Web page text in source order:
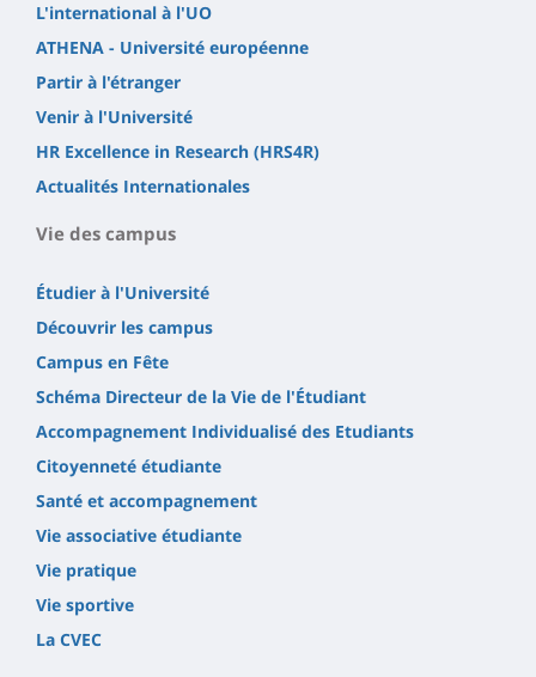
L'international à l'UO
ATHENA - Université européenne
Partir à l'étranger
Venir à l'Université
HR Excellence in Research (HRS4R)
Actualités Internationales
Vie des campus
Étudier à l'Université
Découvrir les campus
Campus en Fête
Schéma Directeur de la Vie de l'Étudiant
Accompagnement Individualisé des Etudiants
Citoyenneté étudiante
Santé et accompagnement
Vie associative étudiante
Vie pratique
Vie sportive
La CVEC